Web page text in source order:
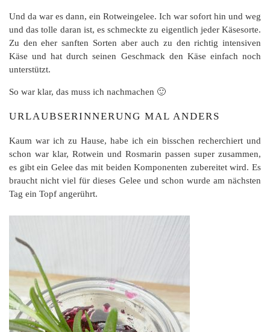
Und da war es dann, ein Rotweingelee. Ich war sofort hin und weg
und das tolle daran ist, es schmeckte zu eigentlich jeder Käsesorte.
Zu den eher sanften Sorten aber auch zu den richtig intensiven
Käse und hat durch seinen Geschmack den Käse einfach noch
unterstützt.
So war klar, das muss ich nachmachen 🙂
URLAUBSERINNERUNG MAL ANDERS
Kaum war ich zu Hause, habe ich ein bisschen recherchiert und
schon war klar, Rotwein und Rosmarin passen super zusammen,
es gibt ein Gelee das mit beiden Komponenten zubereitet wird. Es
braucht nicht viel für dieses Gelee und schon wurde am nächsten
Tag ein Topf angerührt.